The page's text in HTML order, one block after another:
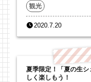
観光
2020.7.20
夏季限定！「夏の生
しく楽しもう！